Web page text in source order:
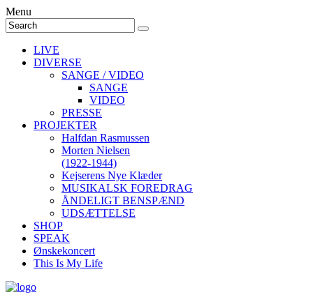
Menu
LIVE
DIVERSE
SANGE / VIDEO
SANGE
VIDEO
PRESSE
PROJEKTER
Halfdan Rasmussen
Morten Nielsen
(1922-1944)
Kejserens Nye Klæder
MUSIKALSK FOREDRAG
ÅNDELIGT BENSPÆND
UDSÆTTELSE
SHOP
SPEAK
Ønskekoncert
This Is My Life